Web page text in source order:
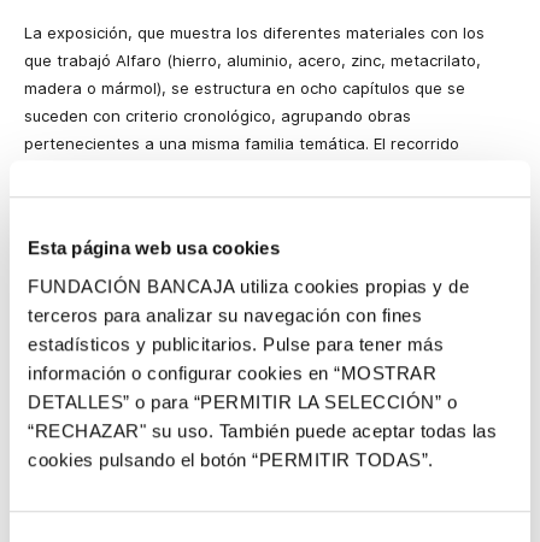
Esta página web usa cookies
FUNDACIÓN BANCAJA utiliza cookies propias y de
terceros para analizar su navegación con fines
estadísticos y publicitarios. Pulse para tener más
información o configurar cookies en “MOSTRAR
DETALLES” o para “PERMITIR LA SELECCIÓN” o
“RECHAZAR" su uso. También puede aceptar todas las
cookies pulsando el botón “PERMITIR TODAS”.
La exposición, que muestra los diferentes materiales con los
que trabajó Alfaro (hierro, aluminio, acero, zinc, metacrilato,
madera o mármol), se estructura en ocho capítulos que se
suceden con criterio cronológico, agrupando obras
pertenecientes a una misma familia temática. El recorrido
abstracto de entreguerras; su giro al contenido de compromiso
transparencias cromáticas; su revisión de la historia del arte; la
inspiración de Goethe; la temática de jazz y ángeles; y el
contraminimalismo de sus últimas series escultóricas.
Con el objetivo de proporcionar una imagen comprensiva de la
obra del artista, la escultura pública está representada con la
piezaHomenaje a Platón(1970) instalada frente a la fachada de
la Fundación Bancaja en la explanada de la Plaza Tetuán, y con
el audiovisualVisión urbana de Alfaro,dirigido por Vicente